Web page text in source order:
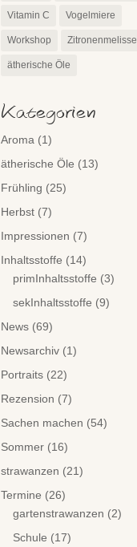
Vitamin C Vogelmiere
Workshop Zitronenmelisse
ätherische Öle
Kategorien
Aroma (1)
ätherische Öle (13)
Frühling (25)
Herbst(7)
Impressionen (7)
Inhaltsstoffe (14)
primInhaltsstoffe (3)
sekInhaltsstoffe (9)
News(69)
Newsarchiv(1)
Portraits(22)
Rezension (7)
Sachen machen (54)
Sommer(16)
strawanzen (21)
Termine (26)
gartenstrawanzen (2)
Schule (17)